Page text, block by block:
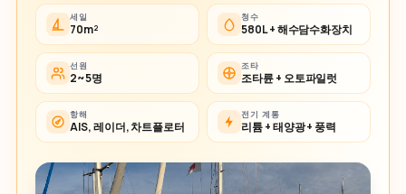
세일
70m²
청수
580L + 해수담수화장치
선원
2~5명
조타
조타륜 + 오토파일럿
항해
AIS, 레이더, 차트플로터
전기 계통
리튬 + 태양광 + 풍력